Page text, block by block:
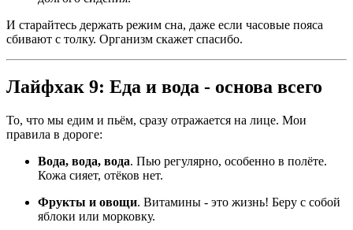
И старайтесь держать режим сна, даже если часовые пояса
сбивают с толку. Организм скажет спасибо.
Лайфхак 9: Еда и вода - основа всего
То, что мы едим и пьём, сразу отражается на лице. Мои
правила в дороге:
Вода, вода, вода. Пью регулярно, особенно в полёте.
Кожа сияет, отёков нет.
Фрукты и овощи. Витамины - это жизнь! Беру с собой
яблоки или морковку.